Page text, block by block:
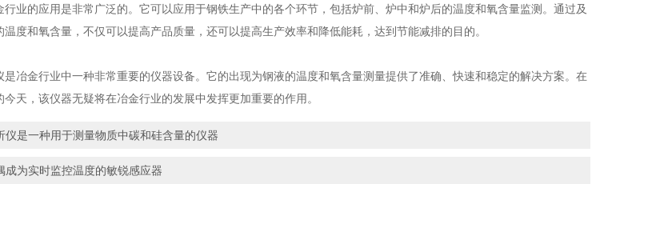
的应用是非常广泛的。它可以应用于钢铁生产中的各个环节，包括炉前、炉中和炉后的温度和氧含量监测。通过及
度和氧含量，不仅可以提高产品质量，还可以提高生产效率和降低能耗，达到节能减排的目的。
金行业中一种非常重要的仪器设备。它的出现为钢液的温度和氧含量测量提供了准确、快速和稳定的解决方案。在
天，该仪器无疑将在冶金行业的发展中发挥更加重要的作用。
仪是一种用于测量物质中碳和硅含量的仪器
成为实时监控温度的敏锐感应器